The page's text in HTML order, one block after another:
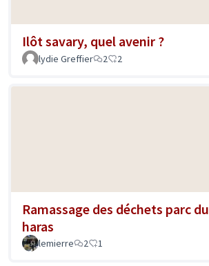
Ilôt savary, quel avenir ?
lydie Greffier
2 2
Ramassage des déchets parc du
haras
lemierre 2 1